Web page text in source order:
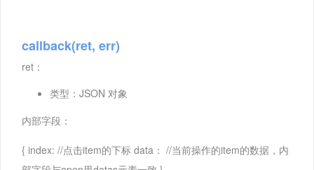
callback(ret, err)
ret：
类型：JSON 对象
内部字段：
{ index: //点击item的下标 data： //当前操作的item的数据，内